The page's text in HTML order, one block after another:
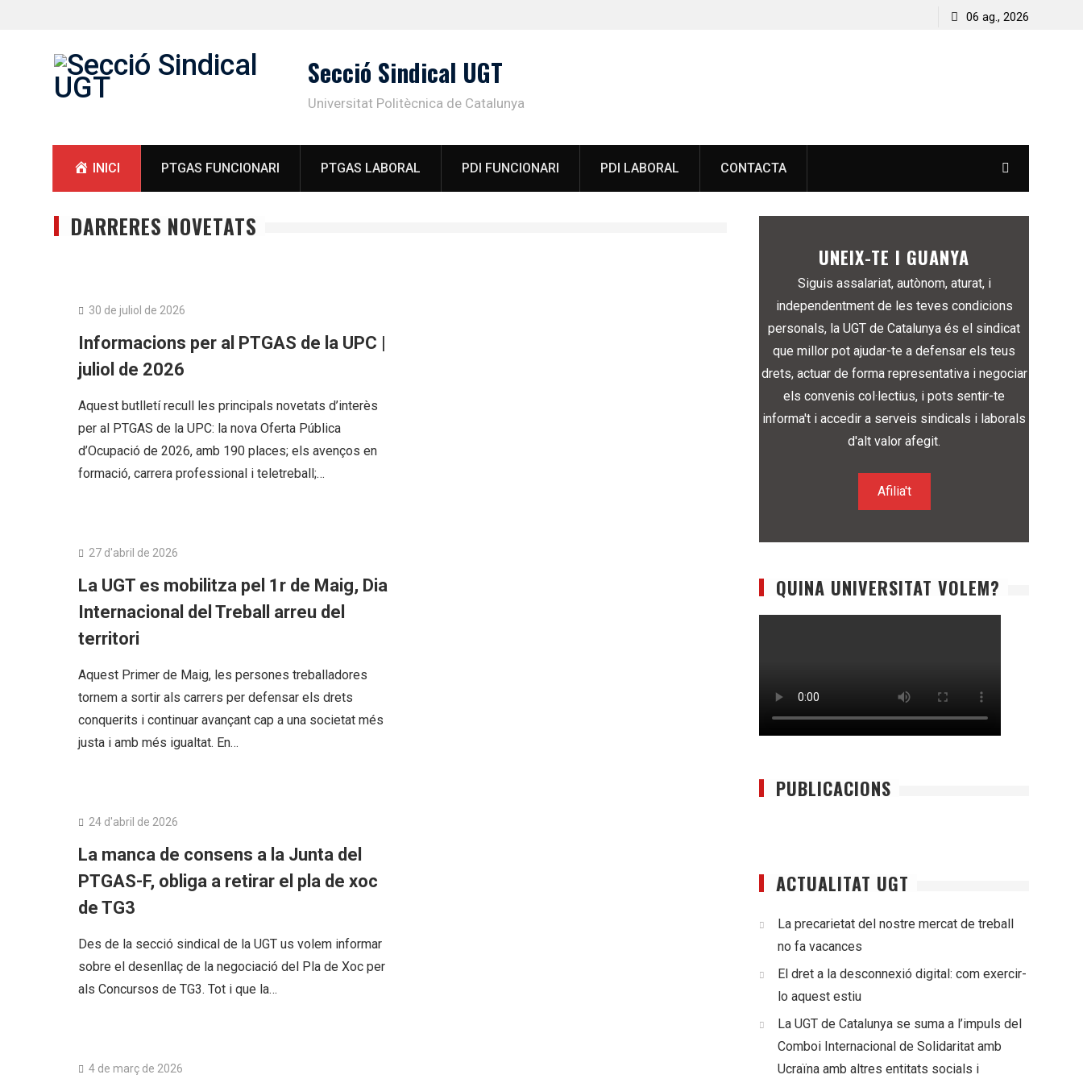
06 ag., 2026
Secció Sindical UGT
Universitat Politècnica de Catalunya
INICI PTGAS FUNCIONARI PTGAS LABORAL PDI FUNCIONARI PDI LABORAL CONTACTA
DARRERES NOVETATS
30 de juliol de 2026
Informacions per al PTGAS de la UPC |
juliol de 2026
Aquest butlletí recull les principals novetats d’interès
per al PTGAS de la UPC: la nova Oferta Pública
d’Ocupació de 2026, amb 190 places; els avenços en
formació, carrera professional i teletreball;…
27 d'abril de 2026
La UGT es mobilitza pel 1r de Maig, Dia
Internacional del Treball arreu del
territori
Aquest Primer de Maig, les persones treballadores
tornem a sortir als carrers per defensar els drets
conquerits i continuar avançant cap a una societat més
justa i amb més igualtat. En…
24 d'abril de 2026
La manca de consens a la Junta del
PTGAS-F, obliga a retirar el pla de xoc
de TG3
Des de la secció sindical de la UGT us volem informar
sobre el desenllaç de la negociació del Pla de Xoc per
als Concursos de TG3. Tot i que la…
4 de març de 2026
UNEIX-TE I GUANYA
Siguis assalariat, autònom, aturat, i
independentment de les teves condicions
personals, la UGT de Catalunya és el sindicat
que millor pot ajudar-te a defensar els teus
drets, actuar de forma representativa i negociar
els convenis col·lectius, i pots sentir-te
informa't i accedir a serveis sindicals i laborals
d'alt valor afegit.
Afilia't
QUINA UNIVERSITAT VOLEM?
PUBLICACIONS
ACTUALITAT UGT
La precarietat del nostre mercat de treball
no fa vacances
El dret a la desconnexió digital: com exercir-
lo aquest estiu
La UGT de Catalunya se suma a l’impuls del
Comboi Internacional de Solidaritat amb
Ucraïna amb altres entitats socials i